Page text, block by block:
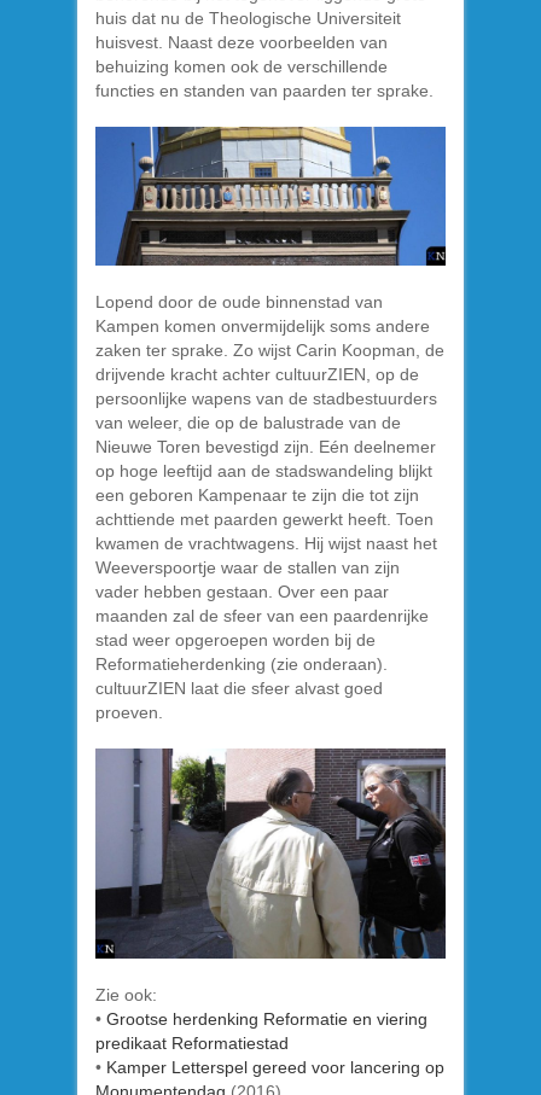
huis dat nu de Theologische Universiteit
huisvest. Naast deze voorbeelden van
behuizing komen ook de verschillende
functies en standen van paarden ter sprake.
Lopend door de oude binnenstad van
Kampen komen onvermijdelijk soms andere
zaken ter sprake. Zo wijst Carin Koopman, de
drijvende kracht achter cultuurZIEN, op de
persoonlijke wapens van de stadbestuurders
van weleer, die op de balustrade van de
Nieuwe Toren bevestigd zijn. Eén deelnemer
op hoge leeftijd aan de stadswandeling blijkt
een geboren Kampenaar te zijn die tot zijn
achttiende met paarden gewerkt heeft. Toen
kwamen de vrachtwagens. Hij wijst naast het
Weeverspoortje waar de stallen van zijn
vader hebben gestaan. Over een paar
maanden zal de sfeer van een paardenrijke
stad weer opgeroepen worden bij de
Reformatieherdenking (zie onderaan).
cultuurZIEN laat die sfeer alvast goed
proeven.
Zie ook:
• Grootse herdenking Reformatie en viering
predikaat Reformatiestad
• Kamper Letterspel gereed voor lancering op